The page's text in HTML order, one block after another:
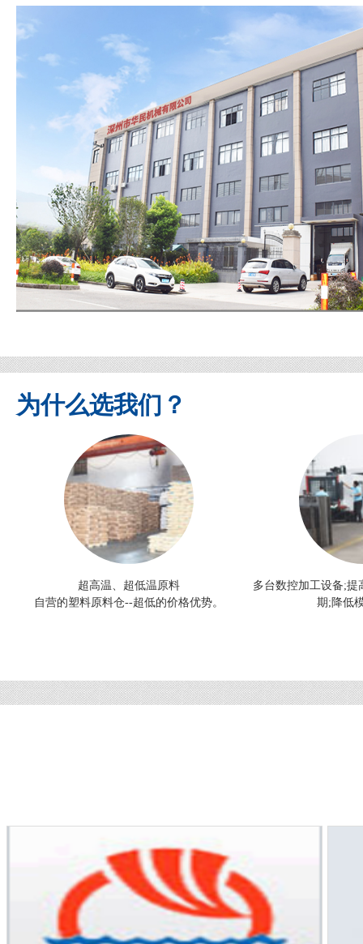
为什么选我们？
超高温、超低温原料
自营的塑料原料仓--超低的价格优势。
多台数控加工设备;提
期;降低